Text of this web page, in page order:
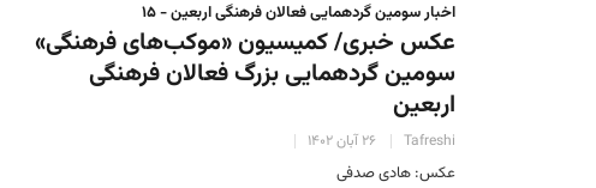
اخبار سومین گردهمایی فعالان فرهنگی اربعین - ۱۵
عکس خبری/ کمیسیون «موکب‌های فرهنگی»
سومین گردهمایی بزرگ فعالان فرهنگی
اربعین
Tafreshi ۲۶ آبان ۱۴۰۲
عکس: هادی صدفی